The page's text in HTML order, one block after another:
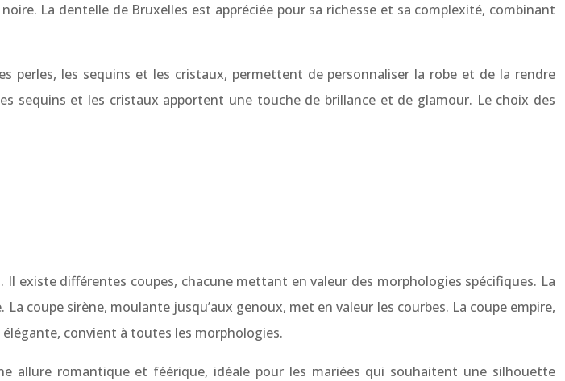
La dentelle de Bruxelles est appréciée pour sa richesse et sa complexité, combinant
perles, les sequins et les cristaux, permettent de personnaliser la robe et de la rendre
sequins et les cristaux apportent une touche de brillance et de glamour. Le choix des
existe différentes coupes, chacune mettant en valeur des morphologies spécifiques. La
coupe sirène, moulante jusqu’aux genoux, met en valeur les courbes. La coupe empire,
convient à toutes les morphologies.
allure romantique et féérique, idéale pour les mariées qui souhaitent une silhouette